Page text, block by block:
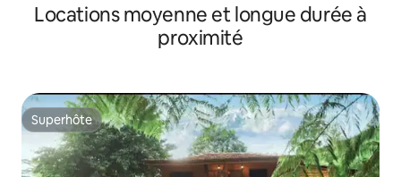
Locations moyenne et longue durée à
proximité
Superhôte
Superhôte